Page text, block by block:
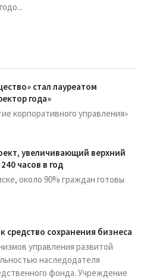
стал лауреатом
года»
корпоративного управления»
увеличивающий верхний
часов в год
около 90% граждан готовы
сохранения бизнеса
управления развитой
наследодателя
фонда. Учреждение